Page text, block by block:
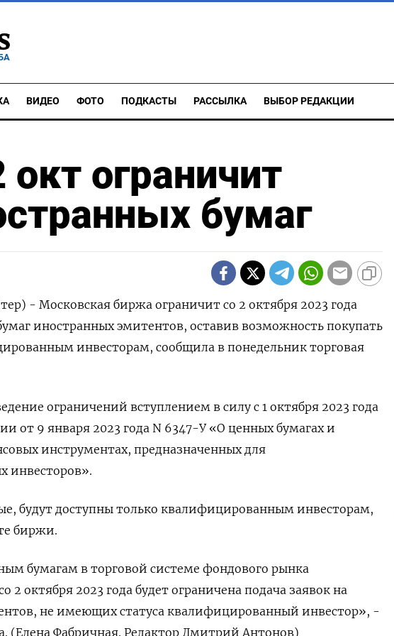
ВИДЕО ФОТО ПОДКАСТЫ РАССЫЛКА ВЫБОР РЕДАКЦИИ
ограничит
бумаг
- Московская биржа ограничит со 2 октября 2023 года
иностранных эмитентов, оставив возможность покупать
инвесторам, сообщила в понедельник торговая
ограничений вступлением в силу с 1 октября 2023 года
от 9 января 2023 года N 6347-У «О ценных бумагах и
инструментах, предназначенных для
инвесторов».
будут доступны только квалифицированным инвесторам,
биржи.
бумагам в торговой системе фондового рынка
2 октября 2023 года будет ограничена подача заявок на
не имеющих статуса квалифицированный инвестор», -
(Елена Фабричная. Редактор Дмитрий Антонов)